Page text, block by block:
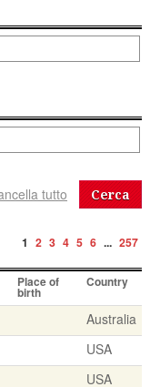
Cerca
1 2 3 4 5 6 ... 257
Place of
birth
Country
Australia
USA
USA